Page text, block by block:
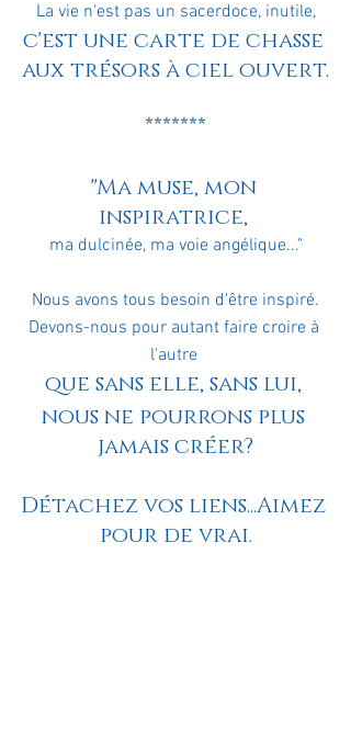
La vie n'est pas un sacerdoce, inutile,
c'est une carte de chasse
aux trésors à ciel ouvert.
*******
"Ma muse, mon
inspiratrice,
ma dulcinée, ma voie angélique..."
Nous avons tous besoin d'être inspiré.
Devons-nous pour autant faire croire à
l'autre
que sans elle, sans lui,
nous ne pourrons plus
jamais créer?
Détachez vos liens...Aimez
pour de vrai.